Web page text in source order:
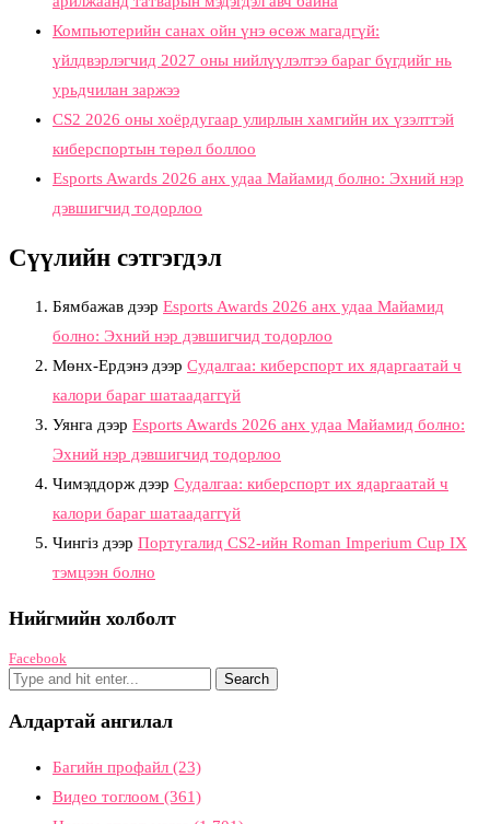
Компьютерийн санах ойн үнэ өсөж магадгүй:
үйлдвэрлэгчид 2027 оны нийлүүлэлтээ бараг бүгдийг нь
урьдчилан заржээ
CS2 2026 оны хоёрдугаар улирлын хамгийн их үзэлттэй
киберспортын төрөл боллоо
Esports Awards 2026 анх удаа Майамид болно: Эхний нэр
дэвшигчид тодорлоо
Сүүлийн сэтгэгдэл
Бямбажав дээр Esports Awards 2026 анх удаа Майамид
болно: Эхний нэр дэвшигчид тодорлоо
Мөнх-Ердэнэ дээр Судалгаа: киберспорт их ядаргаатай ч
калори бараг шатаадаггүй
Уянга дээр Esports Awards 2026 анх удаа Майамид болно:
Эхний нэр дэвшигчид тодорлоо
Чимэддорждээр Судалгаа: киберспорт их ядаргаатай ч
калори бараг шатаадаггүй
Чингіз дээр Португалид CS2-ийн Roman Imperium Cup IX
тэмцээн болно
Нийгмийн холболт
Facebook
Алдартай ангилал
Багийн профайл (23)
Видео тоглоом (361)